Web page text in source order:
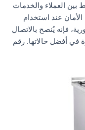
بين العملاء والخدمات
الأمان عند استخدام
فإنه يُنصح بالاتصال
في أفضل حالاتها. رقم